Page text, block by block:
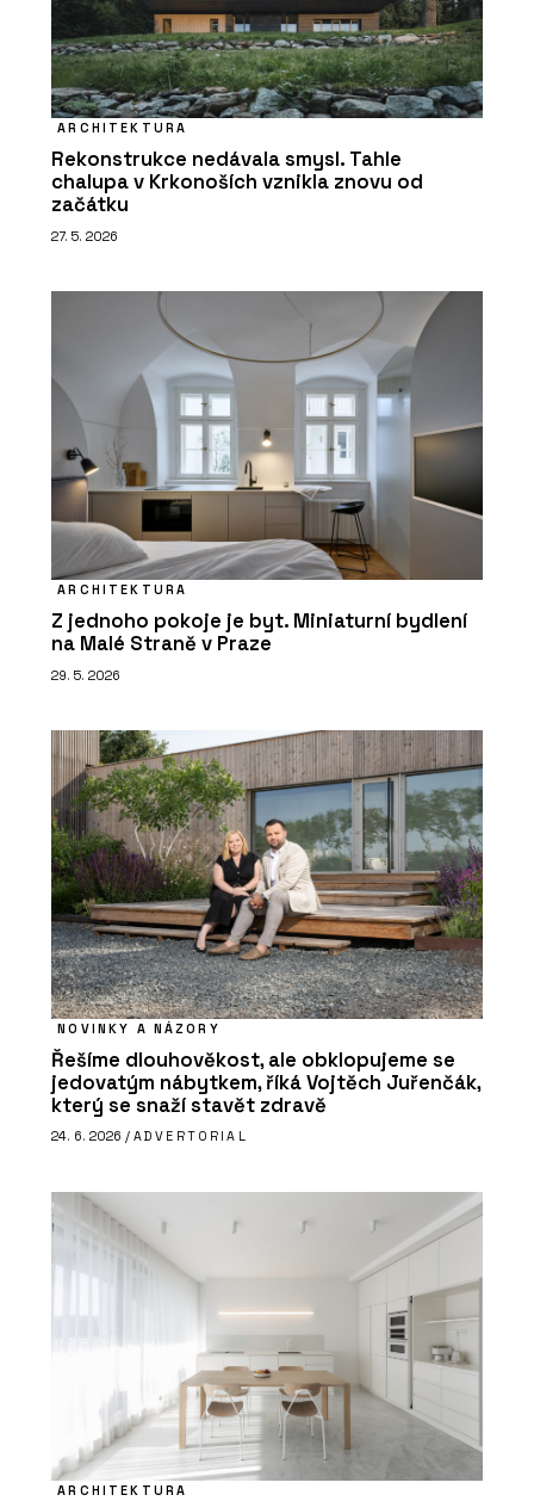
ARCHITEKTURA
Rekonstrukce nedávala smysl. Tahle
chalupa v Krkonoších vznikla znovu od
začátku
27. 5. 2026
ARCHITEKTURA
Z jednoho pokoje je byt. Miniaturní bydlení
na Malé Straně v Praze
29. 5. 2026
NOVINKY A NÁZORY
Řešíme dlouhověkost, ale obklopujeme se
jedovatým nábytkem, říká Vojtěch Juřenčák,
který se snaží stavět zdravě
24. 6. 2026 / ADVERTORIAL
ARCHITEKTURA